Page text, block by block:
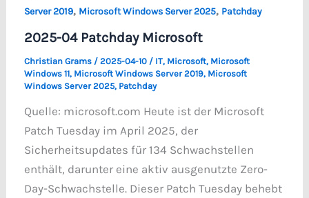
Server 2019, Microsoft Windows Server 2025, Patchday
2025-04 Patchday Microsoft
Christian Grams / 2025-04-10 / IT, Microsoft, Microsoft
Windows 11, Microsoft Windows Server 2019, Microsoft
Windows Server 2025, Patchday
Quelle: microsoft.com Heute ist der Microsoft
Patch Tuesday im April 2025, der
Sicherheitsupdates für 134 Schwachstellen
enthält, darunter eine aktiv ausgenutzte Zero-
Day-Schwachstelle. Dieser Patch Tuesday behebt